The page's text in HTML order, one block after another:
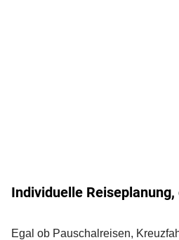
Individuelle
Egal ob Pauschalreisen,